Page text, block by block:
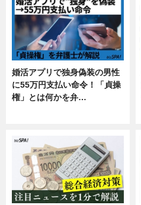
婚活アプリで独身偽装の男性
に55万円支払い命令！「貞操
権」とは何かを弁…